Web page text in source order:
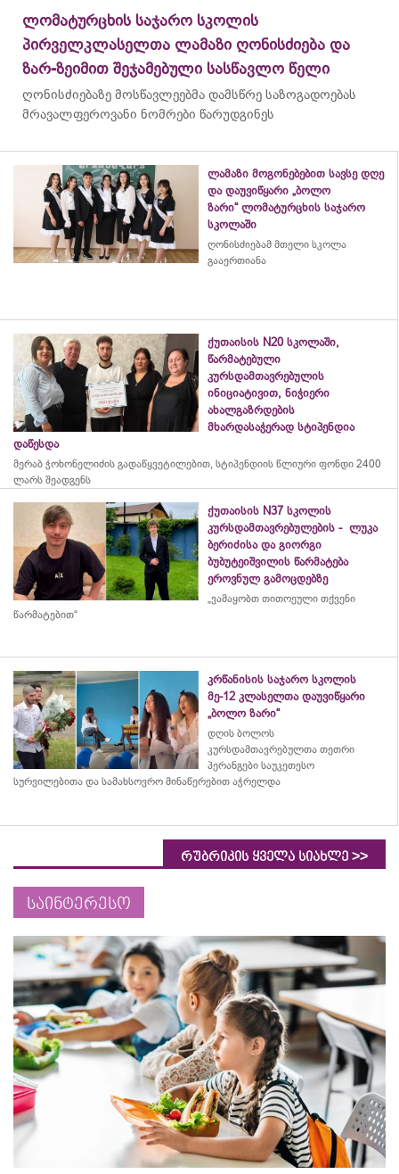
ლომატურცხის საჯარო სკოლის
პირველკლასელთა ლამაზი ღონისძიება და
ზარ-ზეიმით შეჯამებული სასწავლო წელი
ღონისძიებაზე მოსწავლეებმა დამსწრე საზოგადოებას
მრავალფეროვანი ნომრები წარუდგინეს
ლამაზი მოგონებებით სავსე დღე
და დაუვიწყარი „ბოლო
ზარი“ ლომატურცხის საჯარო
სკოლაში
ღონისძიებამ მთელი სკოლა
გააერთიანა
ქუთაისის N20 სკოლაში,
წარმატებული
კურსდამთავრებულის
ინიციატივით, ნიჭიერი
ახალგაზრდების
მხარდასაჭერად სტიპენდია
დაწესდა
მერაბ ჭოხონელიძის გადაწყვეტილებით, სტიპენდიის წლიური ფონდი 2400
ლარს შეადგენს
ქუთაისის N37 სკოლის
კურსდამთავრებულების - ლუკა
ბერიძისა და გიორგი
ბუბუტეიშვილის წარმატება
ეროვნულ გამოცდებზე
„ვამაყობთ თითოეული თქვენი
წარმატებით“
კრწანისის საჯარო სკოლის
მე-12 კლასელთა დაუვიწყარი
„ბოლო ზარი“
დღის ბოლოს
კურსდამთავრებულთა თეთრი
პერანგები საუკეთესო
სურვილებითა და სამახსოვრო მინაწერებით აჭრელდა
რუბრიკის ყველა სიახლე >>
საინტერესო